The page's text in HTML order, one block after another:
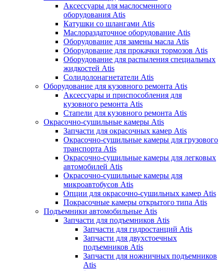
Аксессуары для маслосменного
оборудования Atis
Катушки со шлангами Atis
Маслораздаточное оборудование Atis
Оборудование для замены масла Atis
Оборудование для прокачки тормозов Atis
Оборудование для распыления специальных
жидкостей Atis
Солидолонагнетатели Atis
Оборудование для кузовного ремонта Atis
Аксессуары и приспособления для
кузовного ремонта Atis
Стапели для кузовного ремонта Atis
Окрасочно-сушильные камеры Atis
Запчасти для окрасочных камер Atis
Окрасочно-сушильные камеры для грузового
транспорта Atis
Окрасочно-сушильные камеры для легковых
автомобилей Atis
Окрасочно-сушильные камеры для
микроавтобусов Atis
Опции для окрасочно-сушильных камер Atis
Покрасочные камеры открытого типа Atis
Подъемники автомобильные Atis
Запчасти для подъемников Atis
Запчасти для гидростанций Atis
Запчасти для двухстоечных
подъемников Atis
Запчасти для ножничных подъемников
Atis